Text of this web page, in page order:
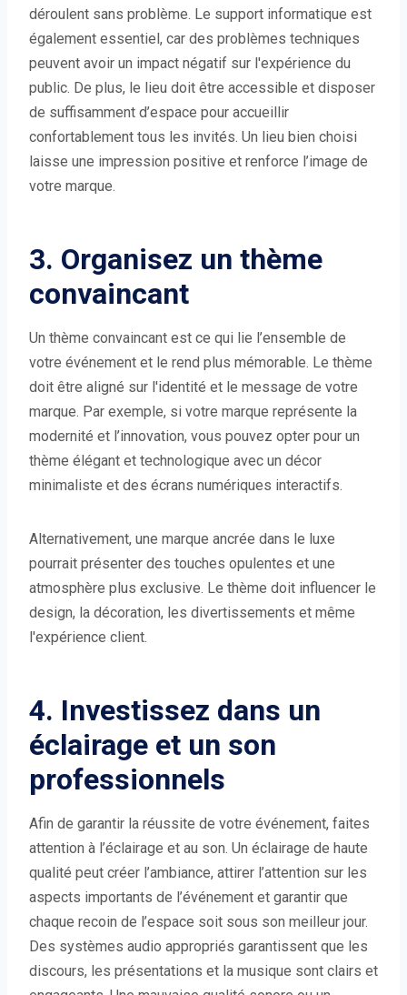
déroulent sans problème. Le support informatique est
également essentiel, car des problèmes techniques
peuvent avoir un impact négatif sur l'expérience du
public. De plus, le lieu doit être accessible et disposer
de suffisamment d’espace pour accueillir
confortablement tous les invités. Un lieu bien choisi
laisse une impression positive et renforce l’image de
votre marque.
3. Organisez un thème
convaincant
Un thème convaincant est ce qui lie l’ensemble de
votre événement et le rend plus mémorable. Le thème
doit être aligné sur l'identité et le message de votre
marque. Par exemple, si votre marque représente la
modernité et l’innovation, vous pouvez opter pour un
thème élégant et technologique avec un décor
minimaliste et des écrans numériques interactifs.
Alternativement, une marque ancrée dans le luxe
pourrait présenter des touches opulentes et une
atmosphère plus exclusive. Le thème doit influencer le
design, la décoration, les divertissements et même
l'expérience client.
4. Investissez dans un
éclairage et un son
professionnels
Afin de garantir la réussite de votre événement, faites
attention à l’éclairage et au son. Un éclairage de haute
qualité peut créer l’ambiance, attirer l’attention sur les
aspects importants de l’événement et garantir que
chaque recoin de l’espace soit sous son meilleur jour.
Des systèmes audio appropriés garantissent que les
discours, les présentations et la musique sont clairs et